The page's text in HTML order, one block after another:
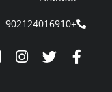
+902124016910